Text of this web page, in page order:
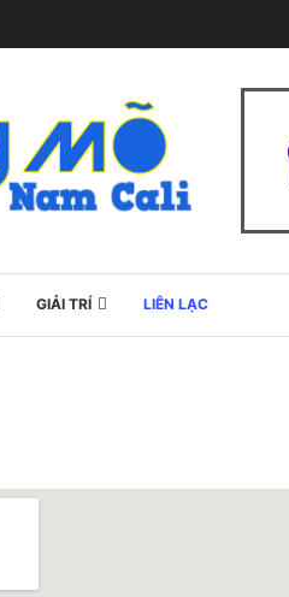
GIẢI TRÍ LIÊN LẠC